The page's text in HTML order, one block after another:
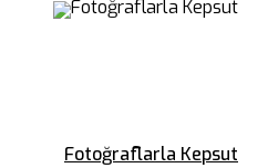
Fotoğraflarla Kepsut